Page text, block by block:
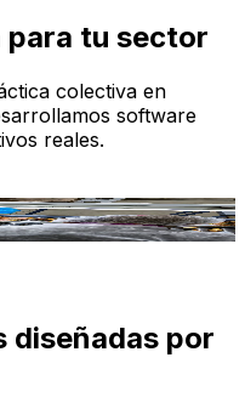
para tu sector
colectiva en
software
reales.
diseñadas por